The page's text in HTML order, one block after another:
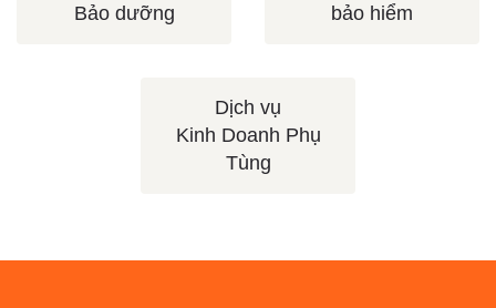
Bảo dưỡng
bảo hiểm
Dịch vụ
Kinh Doanh Phụ
Tùng